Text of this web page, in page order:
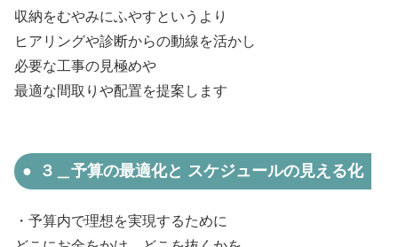
収納をむやみにふやすというより
ヒアリングや診断からの動線を活かし
必要な工事の見極めや
最適な間取りや配置を提案します
３＿予算の最適化と スケジュールの見える化
・予算内で理想を実現するために